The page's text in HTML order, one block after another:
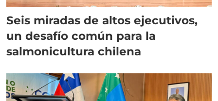
Seis miradas de altos ejecutivos,
un desafío común para la
salmonicultura chilena